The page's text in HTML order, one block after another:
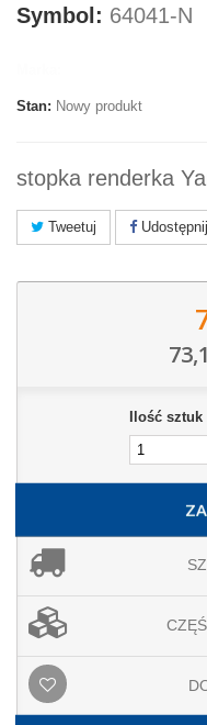
Symbol: 64041-N
Stan: Nowy produkt
stopka renderka
Tweetuj Udostępnij
Ilość sztuk